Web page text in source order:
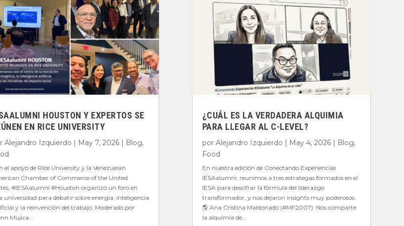
HOUSTON Y EXPERTOS SE
EN RICE UNIVERSITY
Alejandro Izquierdo May 7, 2026| Blog,
el apoyo de Rice University y la Venezuelan
Chamber of Commerce of the United
#IESAalumni #Houston organizó un foro en
universidad para debatir sobre energía, inteligencia
y la reinvención del trabajo. Moderado por
Mujica...
¿CUÁL ES LA VERDADERA ALQUIMIA
PARA LLEGAR AL C-LEVEL?
por Alejandro Izquierdo May 4, 2026| Blog,
Food
En nuestra edición de Conectando Experiencias
IESAalumni, reunimos a tres estrategas formados en el
IESA para descifrar la fórmula del liderazgo
transformador, y nos dejaron insights muy poderosos:
🌎 Ana Cristina Maldonado (#MF2007): Nos comparte
la alquimia de...